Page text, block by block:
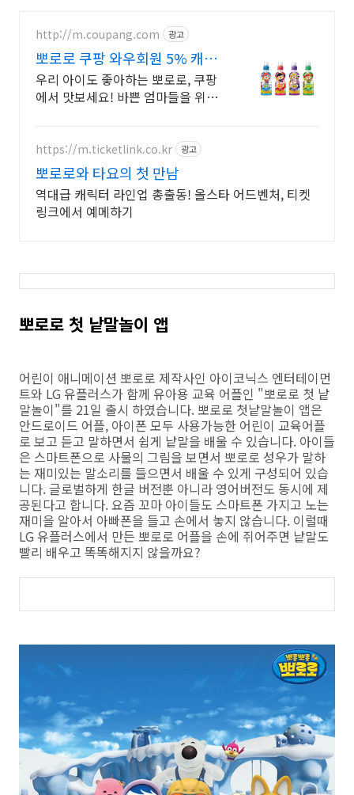
http://m.coupang.com 광고
뽀로로 쿠팡 와우회원 5% 캐시
적립
우리 아이도 좋아하는 뽀로로, 쿠팡
에서 맛보세요! 바쁜 엄마들을 위한
https://m.ticketlink.co.kr 광고
뽀로로와 타요의 첫 만남
역대급 캐릭터 라인업 총출동! 올스타 어드벤처, 티켓
링크에서 예메하기
뽀로로 첫 낱말놀이 앱
어린이 애니메이션 뽀로로 제작사인 아이코닉스 엔터테이먼
트와 LG 유플러스가 함께 유아용 교육 어플인 "뽀로로 첫 낱
말놀이"를 21일 출시 하였습니다. 뽀로로 첫낱말놀이 앱은
안드로이드 어플, 아이폰 모두 사용가능한 어린이 교육어플
로 보고 듣고 말하면서 쉽게 낱말을 배울 수 있습니다. 아이들
은 스마트폰으로 사물의 그림을 보면서 뽀로로 성우가 말하
는 재미있는 말소리를 들으면서 배울 수 있게 구성되어 있습
니다. 글로벌하게 한글 버전뿐 아니라 영어버전도 동시에 제
공된다고 합니다. 요즘 꼬마 아이들도 스마트폰 가지고 노는
재미을 알아서 아빠폰을 들고 손에서 놓지 않습니다. 이럴때
LG 유플러스에서 만든 뽀로로 어플을 손에 쥐어주면 낱말도
빨리 배우고 똑똑해지지 않을까요?